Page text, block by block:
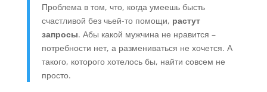
Проблема в том, что, когда умеешь бысть
счастливой без чьей-то помощи, растут
запросы. Абы какой мужчина не нравится –
потребности нет, а размениваться не хочется. А
такого, которого хотелось бы, найти совсем не
просто.